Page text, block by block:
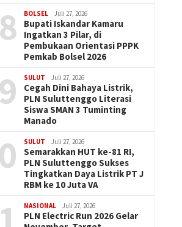
BOLSEL Juli 27, 2026
Bupati Iskandar Kamaru
Ingatkan 3 Pilar, di
Pembukaan Orientasi PPPK
Pemkab Bolsel 2026
SULUT Juli 27, 2026
Cegah Dini Bahaya Listrik,
PLN Suluttenggo Literasi
Siswa SMAN 3 Tuminting
Manado
SULUT Juli 27, 2026
Semarakkan HUT ke-81 RI,
PLN Suluttenggo Sukses
Tingkatkan Daya Listrik PT J
RBM ke 10 Juta VA
NASIONAL Juli 27, 2026
PLN Electric Run 2026 Gelar